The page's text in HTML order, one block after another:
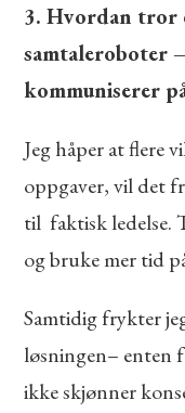
3. Hvordan
samtaleroboter
kommuniserer
Jeg håper at flere
oppgaver, vil det
til faktisk ledelse.
og bruke mer tid
Samtidig frykter
løsningen– enten
ikke skjønner